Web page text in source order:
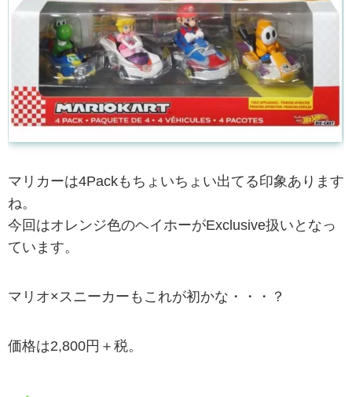
マリカーは4Packもちょいちょい出てる印象あります
ね。
今回はオレンジ色のヘイホーがExclusive扱いとなっ
ています。
マリオ×スニーカーもこれが初かな・・・？
価格は2,800円＋税。